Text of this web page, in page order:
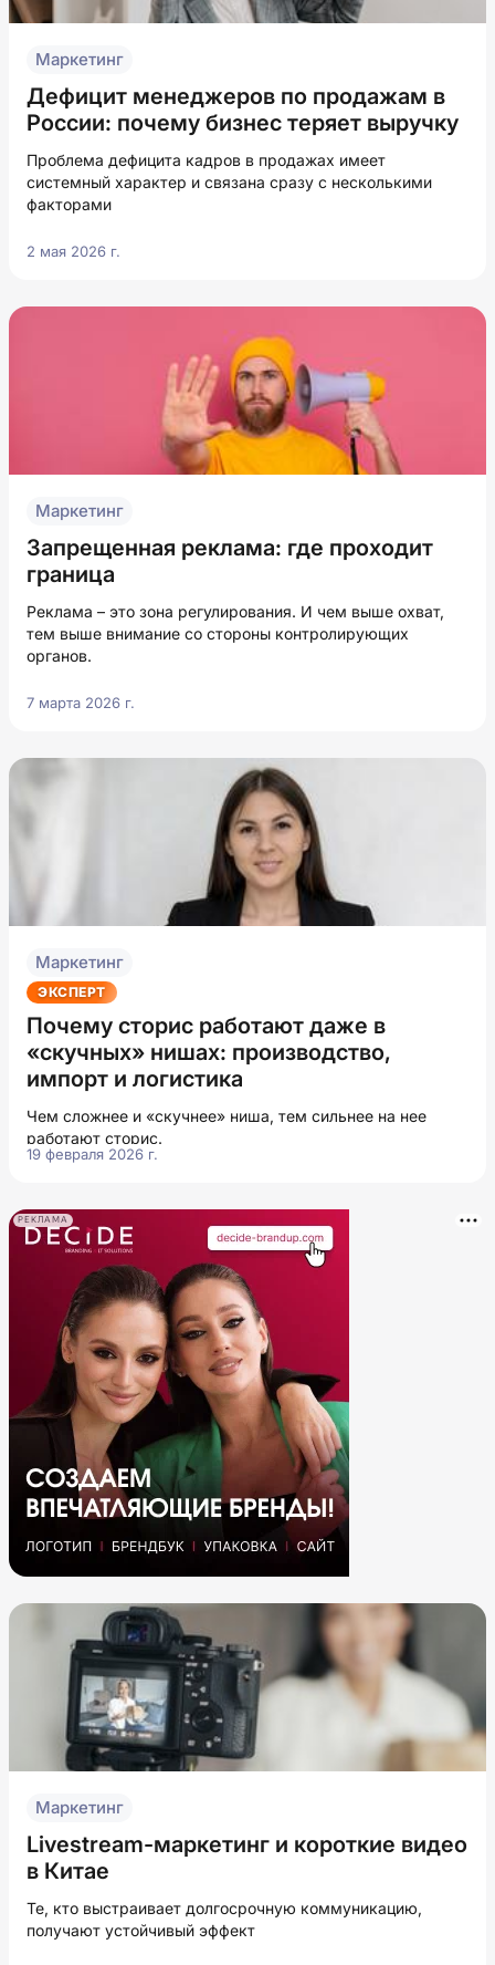
Маркетинг
Дефицит менеджеров по продажам в
России: почему бизнес теряет выручку
Проблема дефицита кадров в продажах имеет
системный характер и связана сразу с несколькими
факторами
2 мая 2026 г.
Маркетинг
Запрещенная реклама: где проходит
граница
Реклама – это зона регулирования. И чем выше охват,
тем выше внимание со стороны контролирующих
органов.
7 марта 2026 г.
Маркетинг
ЭКСПЕРТ
Почему сторис работают даже в
«скучных» нишах: производство,
импорт и логистика
Чем сложнее и «скучнее» ниша, тем сильнее на нее
работают сторис.
19 февраля 2026 г.
РЕКЛАМА
Маркетинг
Livestream-маркетинг и короткие видео
в Китае
Те, кто выстраивает долгосрочную коммуникацию,
получают устойчивый эффект